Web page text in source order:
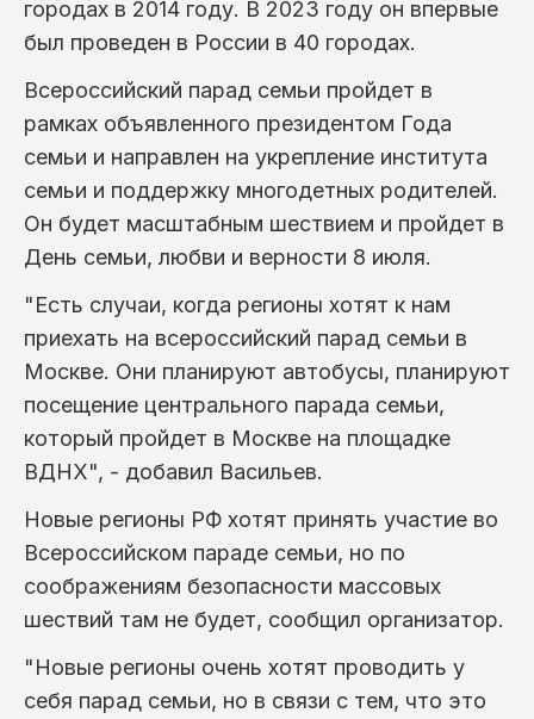
городах в 2014 году. В 2023 году он впервые
был проведен в России в 40 городах.
Всероссийский парад семьи пройдет в
рамках объявленного президентом Года
семьи и направлен на укрепление института
семьи и поддержку многодетных родителей.
Он будет масштабным шествием и пройдет в
День семьи, любви и верности 8 июля.
"Есть случаи, когда регионы хотят к нам
приехать на всероссийский парад семьи в
Москве. Они планируют автобусы, планируют
посещение центрального парада семьи,
который пройдет в Москве на площадке
ВДНХ", - добавил Васильев.
Новые регионы РФ хотят принять участие во
Всероссийском параде семьи, но по
соображениям безопасности массовых
шествий там не будет, сообщил организатор.
"Новые регионы очень хотят проводить у
себя парад семьи, но в связи с тем, что это